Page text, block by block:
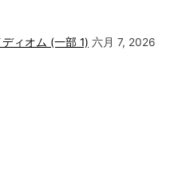
ィオム (一部 1) 六月 7, 2026